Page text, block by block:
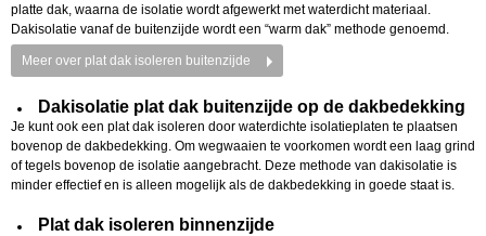
platte dak, waarna de isolatie wordt afgewerkt met waterdicht materiaal.
Dakisolatie vanaf de buitenzijde wordt een “warm dak” methode genoemd.
Meer over plat dak isoleren buitenzijde
Dakisolatie plat dak buitenzijde op de dakbedekking
Je kunt ook een plat dak isoleren door waterdichte isolatieplaten te plaatsen
bovenop de dakbedekking. Om wegwaaien te voorkomen wordt een laag grind
of tegels bovenop de isolatie aangebracht. Deze methode van dakisolatie is
minder effectief en is alleen mogelijk als de dakbedekking in goede staat is.
Plat dak isoleren binnenzijde